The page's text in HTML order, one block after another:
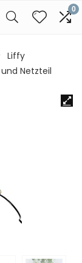
0
Liffy
Netzteil